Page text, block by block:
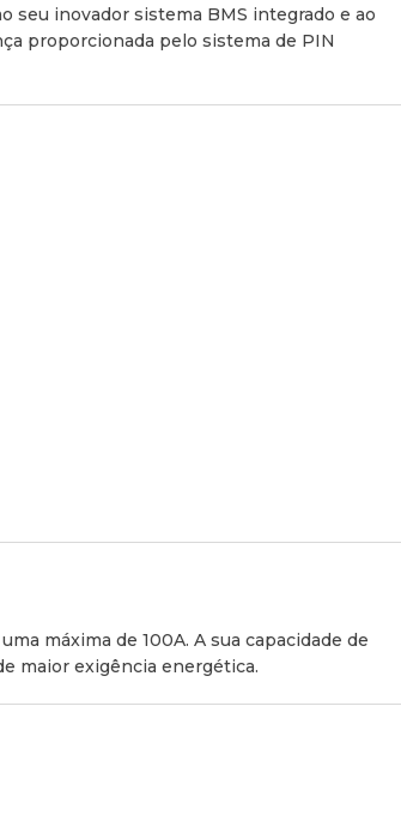
seu inovador sistema BMS integrado e ao
proporcionada pelo sistema de PIN
máxima de 100A. A sua capacidade de
maior exigência energética.